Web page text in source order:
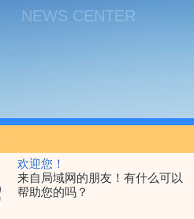
欢迎您！
来自局域网的朋友！有什么可以
帮助您的吗？
NEWS CENTER